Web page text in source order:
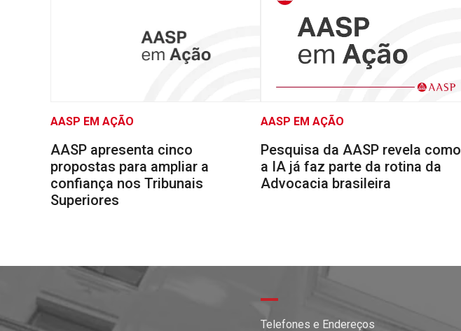
AASP EM AÇÃO
AASP apresenta cinco
propostas para ampliar a
confiança nos Tribunais
Superiores
AASP EM AÇÃO
Pesquisa da AASP revela como
a IA já faz parte da rotina da
Advocacia brasileira
Telefones e Endereços